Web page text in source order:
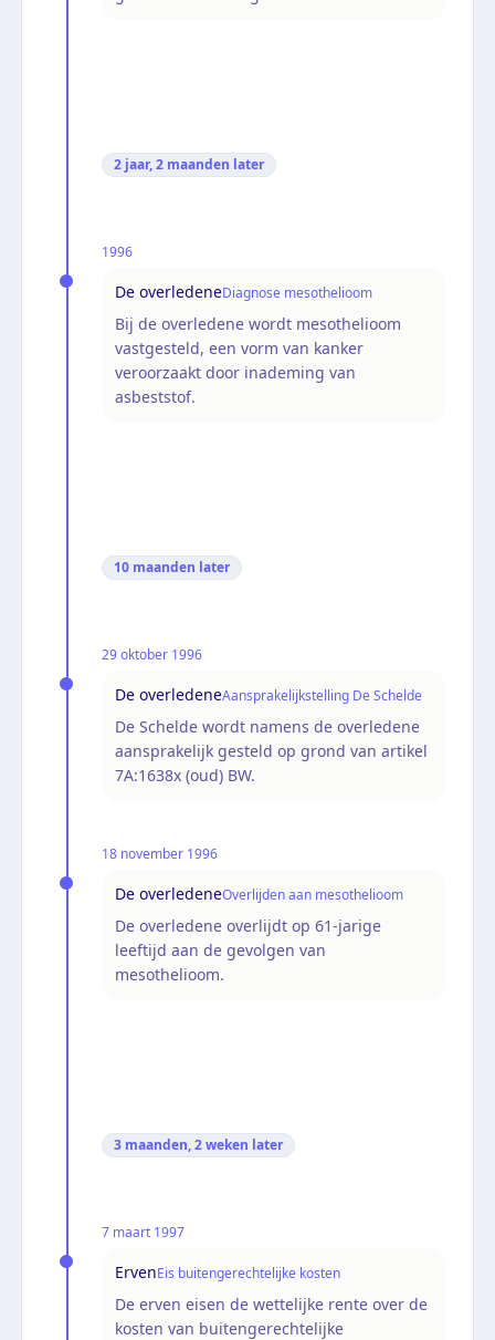
2 jaar, 2 maanden later
1996
De overledeneDiagnose mesothelioom
Bij de overledene wordt mesothelioom
vastgesteld, een vorm van kanker
veroorzaakt door inademing van
asbeststof.
10 maanden later
29 oktober 1996
De overledeneAansprakelijkstelling De Schelde
De Schelde wordt namens de overledene
aansprakelijk gesteld op grond van artikel
7A:1638x (oud) BW.
18 november 1996
De overledeneOverlijden aan mesothelioom
De overledene overlijdt op 61-jarige
leeftijd aan de gevolgen van
mesothelioom.
3 maanden, 2 weken later
7 maart 1997
ErvenEis buitengerechtelijke kosten
De erven eisen de wettelijke rente over de
kosten van buitengerechtelijke